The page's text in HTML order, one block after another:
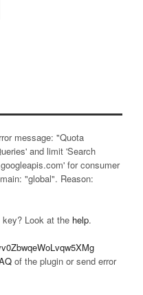
message: "Quota
and limit 'Search
for consumer
"global". Reason:
key? Look at the help.
of the plugin or send error